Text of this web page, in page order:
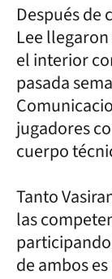
Después de
Lee
el interior
pasada
jugadores
cuerpo
Tanto
las
de ambos